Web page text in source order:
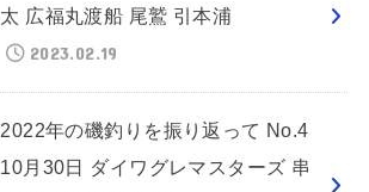
太 広福丸渡船 尾鷲 引本浦
2023.02.19
2022年の磯釣りを振り返って No.4
10月30日 ダイワグレマスターズ 串